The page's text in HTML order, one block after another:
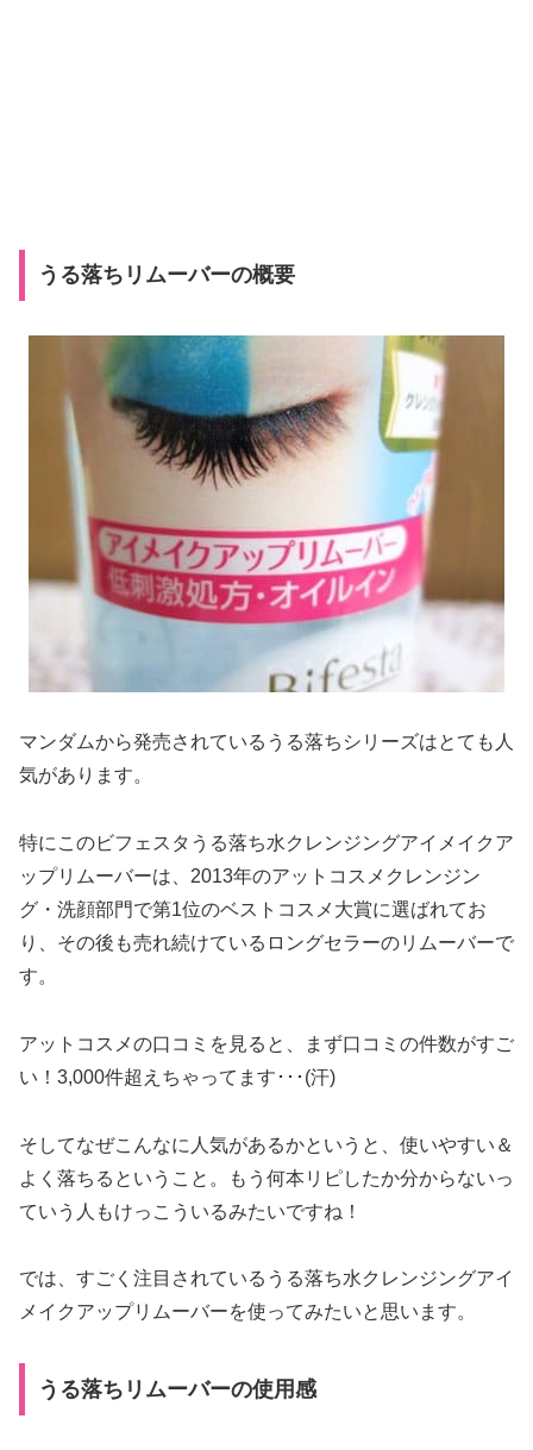
うる落ちリムーバーの概要
マンダムから発売されているうる落ちシリーズはとても人
気があります。
特にこのビフェスタうる落ち水クレンジングアイメイクア
ップリムーバーは、2013年のアットコスメクレンジン
グ・洗顔部門で第1位のベストコスメ大賞に選ばれてお
り、その後も売れ続けているロングセラーのリムーバーで
す。
アットコスメの口コミを見ると、まず口コミの件数がすご
い！3,000件超えちゃってます･･･(汗)
そしてなぜこんなに人気があるかというと、使いやすい＆
よく落ちるということ。もう何本リピしたか分からないっ
ていう人もけっこういるみたいですね！
では、すごく注目されているうる落ち水クレンジングアイ
メイクアップリムーバーを使ってみたいと思います。
うる落ちリムーバーの使用感